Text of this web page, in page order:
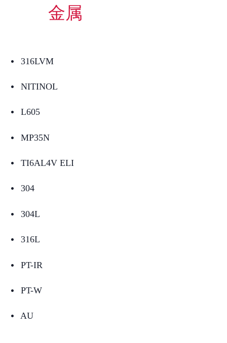
金属
넸 316LVM
넸 NITINOL
넸 MP35N
넸 L605
넸 304
넸 316L
넸 TI6AL4V ELI
넸 304L
넸 PT-IR
넸 AU
넸 PT-W